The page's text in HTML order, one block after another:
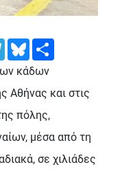
TelegramBluesky
κάδων
Αθήνας και στις
πόλης,
μέσα από τη
σε χιλιάδες